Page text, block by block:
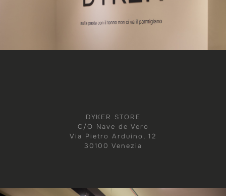
DYKER STORE
C/O Nave de Vero
Via Pietro Arduino, 12
30100 Venezia